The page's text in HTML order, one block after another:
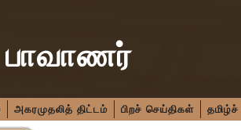
அகரமுதலித் திட்டம் பிறச் செய்திகள்